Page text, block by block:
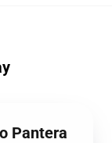
Pantera